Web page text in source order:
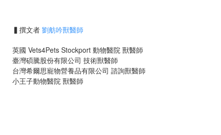
▍ 撰文者 劉舫吟獸醫師
英國 Vets4Pets Stockport 動物醫院 獸醫師
臺灣碩騰股份有限公司 技術獸醫師
台灣希爾思寵物營養品有限公司 諮詢獸醫師
小王子動物醫院 獸醫師